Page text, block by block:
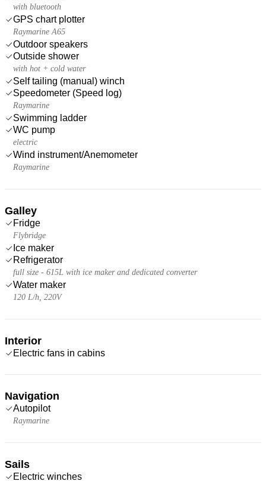
with bluetooth
GPS chart plotter
Raymarine A65
Outdoor speakers
Outside shower
with hot + cold water
Self tailing (manual) winch
Speedometer (Speed log)
Raymarine
Swimming ladder
WC pump
electric
Wind instrument/Anemometer
Raymarine
Galley
Fridge
Flybridge
Ice maker
Refrigerator
full size - 615L with ice maker and dedicated converter
Water maker
120 L/h, 220V
Interior
Electric fans in cabins
Navigation
Autopilot
Raymarine
Sails
Electric winches